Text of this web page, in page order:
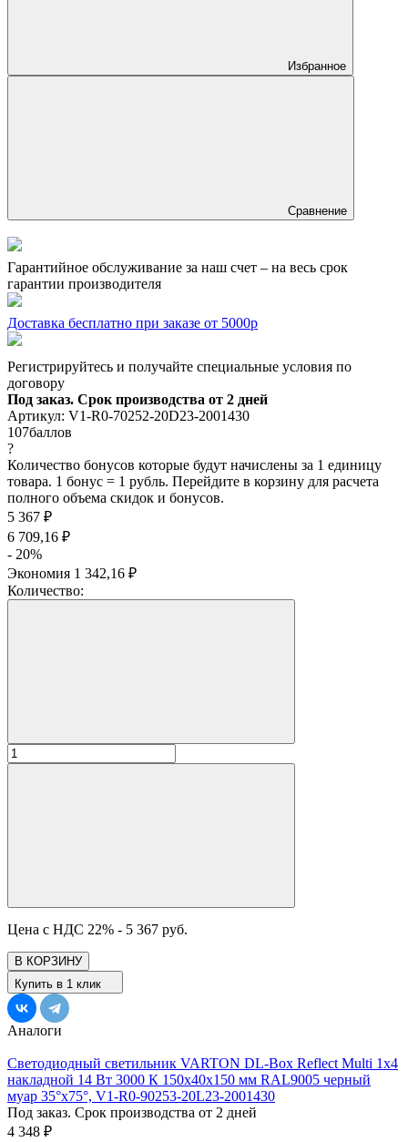
Избранное
Сравнение
Гарантийное обслуживание за наш счет – на весь срок
гарантии производителя
Доставка бесплатно при заказе от 5000р
Регистрируйтесь и получайте специальные условия по
договору
Под заказ. Срок производства от 2 дней
Артикул: V1-R0-70252-20D23-2001430
107баллов
?
Количество бонусов которые будут начислены за 1 единицу
товара. 1 бонус = 1 рубль. Перейдите в корзину для расчета
полного объема скидок и бонусов.
5 367 ₽
6 709,16 ₽
- 20%
Экономия 1 342,16 ₽
Количество:
Цена с НДС 22% - 5 367 руб.
В КОРЗИНУ
Купить в 1 клик
Аналоги
Светодиодный светильник VARTON DL-Box Reflect Multi 1x4
накладной 14 Вт 3000 К 150х40х150 мм RAL9005 черный
муар 35°x75°, V1-R0-90253-20L23-2001430
Под заказ. Срок производства от 2 дней
4 348 ₽